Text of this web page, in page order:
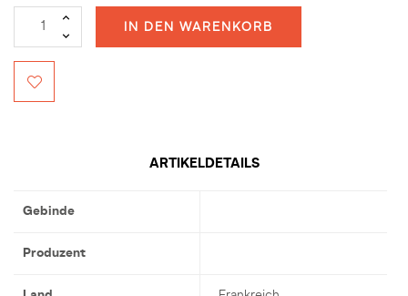
IN DEN WARENKORB
ARTIKELDETAILS
Gebinde
Produzent